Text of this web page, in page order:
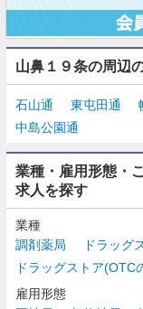
山鼻１９条の周辺
石山通 東屯田通
中島公園通
業種・雇用形態・
求人を探す
業種
調剤薬局
ドラッグ
ドラッグストア(OTC
雇用形態